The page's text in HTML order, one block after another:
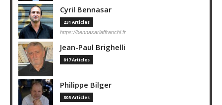
Cyril Bennasar
231 Articles
https://bennasarlaffranchi.fr
Jean-Paul Brighelli
817 Articles
Philippe Bilger
805 Articles